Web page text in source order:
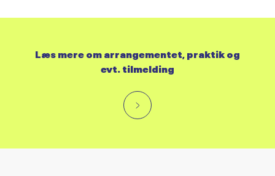
Læs mere om arrangementet, praktik og
evt. tilmelding